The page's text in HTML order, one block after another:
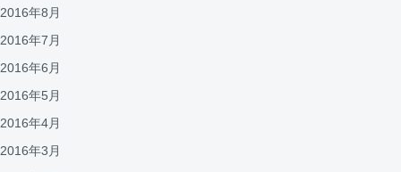
2016年8月
2016年7月
2016年6月
2016年5月
2016年4月
2016年3月